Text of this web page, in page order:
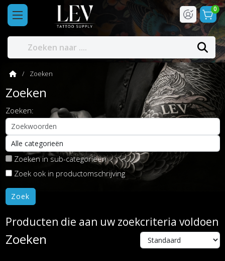
0
Zoeken
Zoeken
Zoeken:
Zoeken in sub-categorieën
Zoek ook in productomschrijving
Producten die aan uw zoekcriteria voldoen
Zoeken